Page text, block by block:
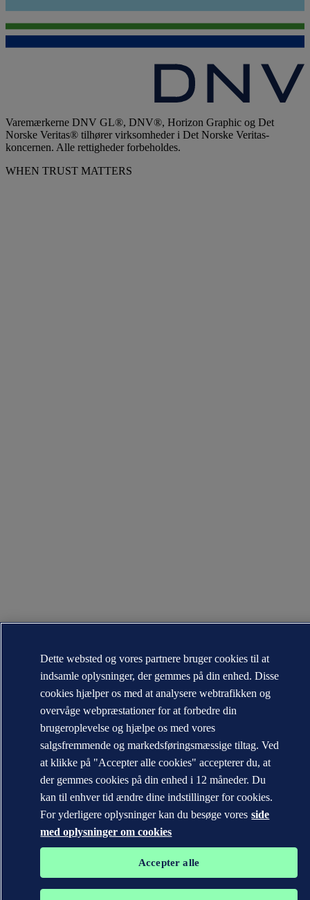
Varemærkerne DNV GL®, DNV®, Horizon Graphic og Det
Norske Veritas® tilhører virksomheder i Det Norske Veritas-
koncernen. Alle rettigheder forbeholdes.
WHEN TRUST MATTERS
Dette websted og vores partnere bruger cookies til at
indsamle oplysninger, der gemmes på din enhed. Disse
cookies hjælper os med at analysere webtrafikken og
overvåge webpræstationer for at forbedre din
brugeroplevelse og hjælpe os med vores
salgsfremmende og markedsføringsmæssige tiltag. Ved
at klikke på "Accepter alle cookies" accepterer du, at
der gemmes cookies på din enhed i 12 måneder. Du
kan til enhver tid ændre dine indstillinger for cookies.
For yderligere oplysninger kan du besøge vores side
med oplysninger om cookies
Accepter alle